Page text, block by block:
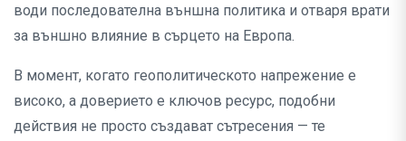
води последователна външна политика и отваря врати
за външно влияние в сърцето на Европа.
В момент, когато геополитическото напрежение е
високо, а доверието е ключов ресурс, подобни
действия не просто създават сътресения — те